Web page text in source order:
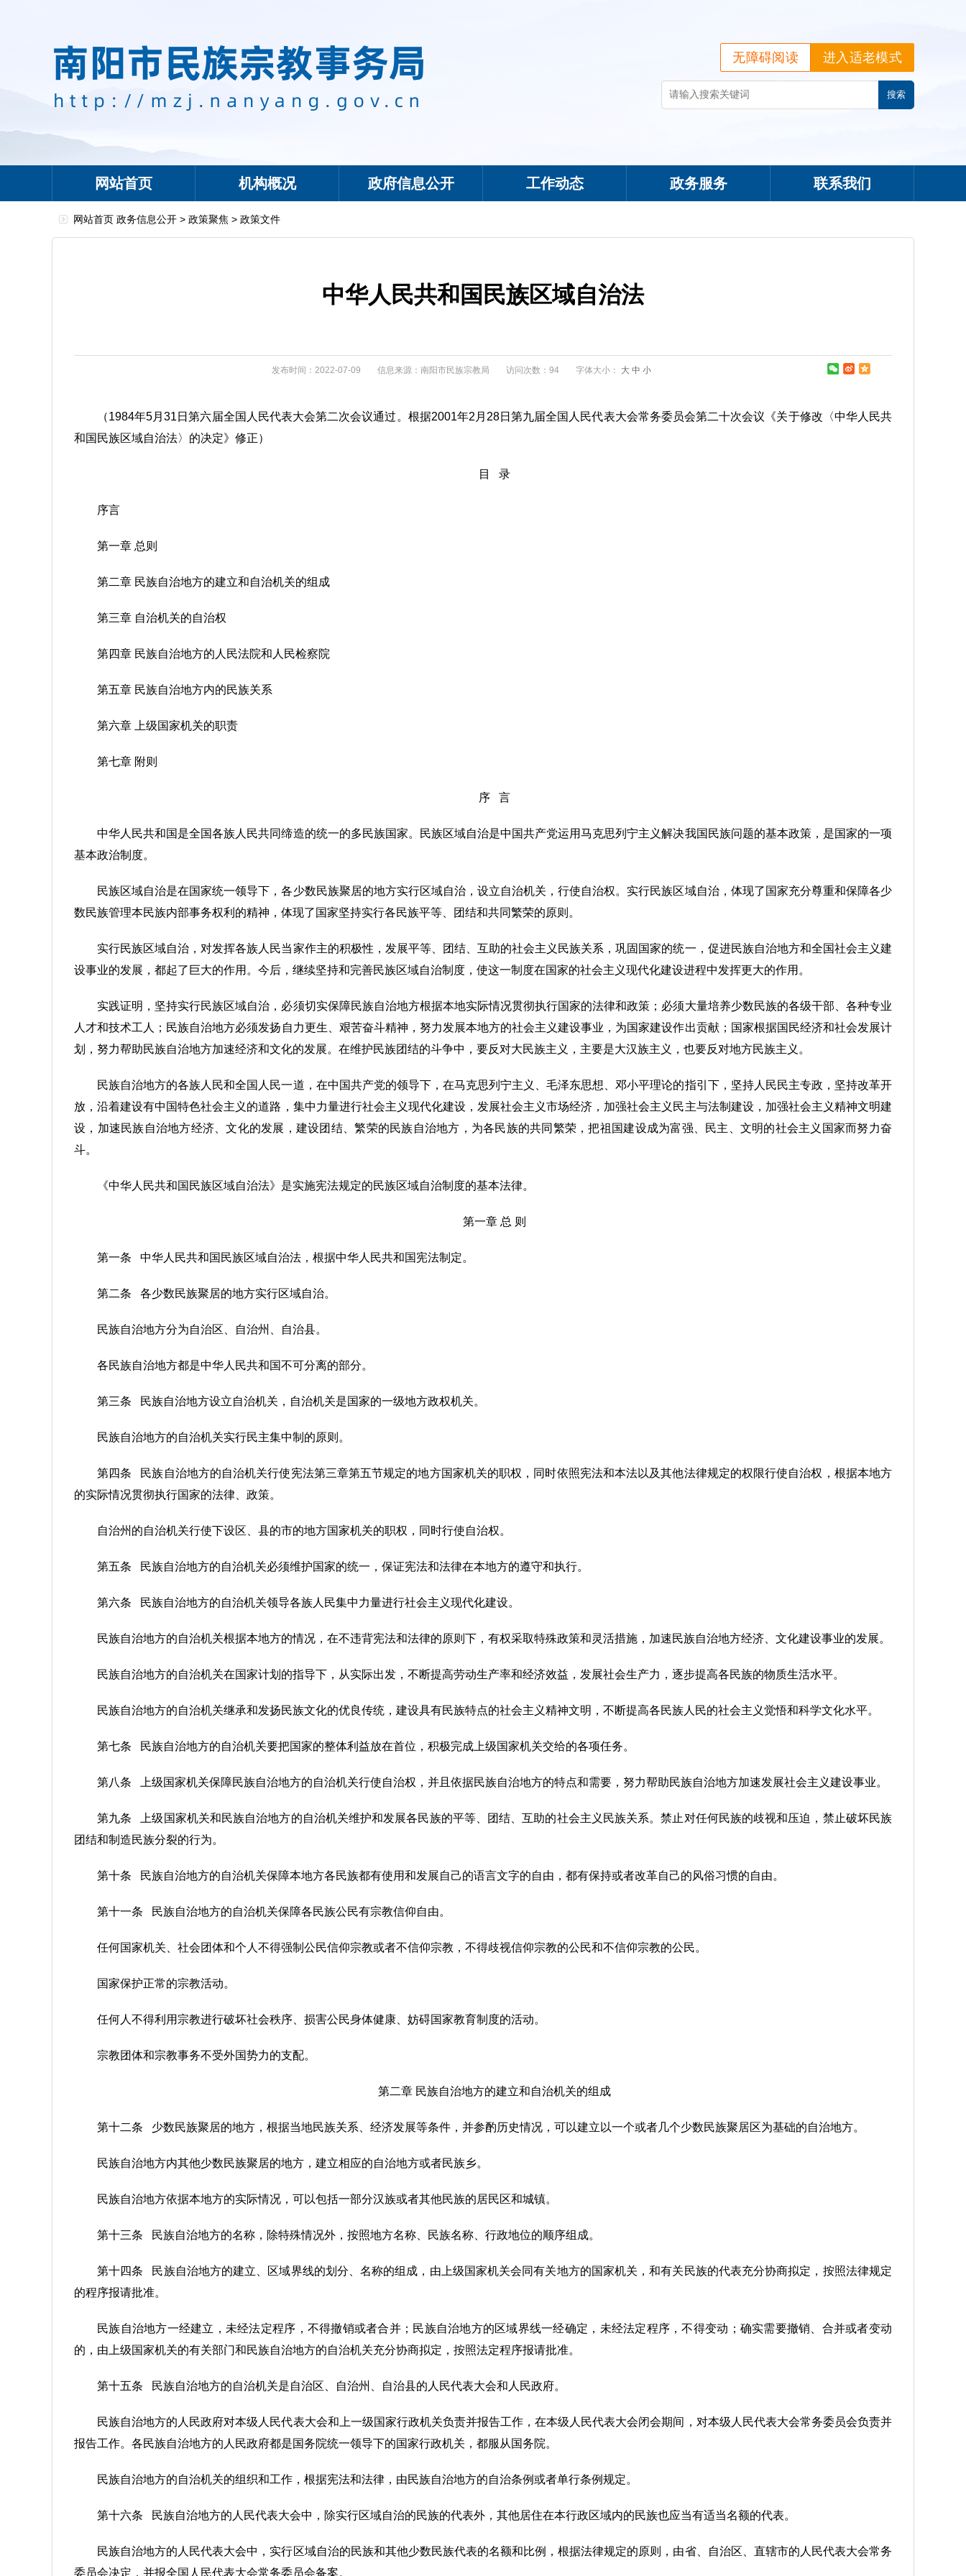
进入适老模式
无障碍阅读
网站首页 机构概况 政府信息公开 工作动态 政务服务 联系我们
网站首页 政务信息公开 > 政策聚焦 > 政策文件
中华人民共和国民族区域自治法
发布时间：2022-07-09 信息来源：南阳市民族宗教局 访问次数：94 字体大小： 大 中 小
（1984年5月31日第六届全国人民代表大会第二次会议通过。根据2001年2月28日第九届全国人民代表大会常务委员会第二十次会议《关于修改〈中华人民共
和国民族区域自治法〉的决定》修正）
目 录
序言
第一章 总则
第二章 民族自治地方的建立和自治机关的组成
第三章 自治机关的自治权
第四章 民族自治地方的人民法院和人民检察院
第五章 民族自治地方内的民族关系
第六章 上级国家机关的职责
第七章 附则
序 言
中华人民共和国是全国各族人民共同缔造的统一的多民族国家。民族区域自治是中国共产党运用马克思列宁主义解决我国民族问题的基本政策，是国家的一项
基本政治制度。
民族区域自治是在国家统一领导下，各少数民族聚居的地方实行区域自治，设立自治机关，行使自治权。实行民族区域自治，体现了国家充分尊重和保障各少
数民族管理本民族内部事务权利的精神，体现了国家坚持实行各民族平等、团结和共同繁荣的原则。
实行民族区域自治，对发挥各族人民当家作主的积极性，发展平等、团结、互助的社会主义民族关系，巩固国家的统一，促进民族自治地方和全国社会主义建
设事业的发展，都起了巨大的作用。今后，继续坚持和完善民族区域自治制度，使这一制度在国家的社会主义现代化建设进程中发挥更大的作用。
实践证明，坚持实行民族区域自治，必须切实保障民族自治地方根据本地实际情况贯彻执行国家的法律和政策；必须大量培养少数民族的各级干部、各种专业
人才和技术工人；民族自治地方必须发扬自力更生、艰苦奋斗精神，努力发展本地方的社会主义建设事业，为国家建设作出贡献；国家根据国民经济和社会发展计
划，努力帮助民族自治地方加速经济和文化的发展。在维护民族团结的斗争中，要反对大民族主义，主要是大汉族主义，也要反对地方民族主义。
民族自治地方的各族人民和全国人民一道，在中国共产党的领导下，在马克思列宁主义、毛泽东思想、邓小平理论的指引下，坚持人民民主专政，坚持改革开
放，沿着建设有中国特色社会主义的道路，集中力量进行社会主义现代化建设，发展社会主义市场经济，加强社会主义民主与法制建设，加强社会主义精神文明建
设，加速民族自治地方经济、文化的发展，建设团结、繁荣的民族自治地方，为各民族的共同繁荣，把祖国建设成为富强、民主、文明的社会主义国家而努力奋
斗。
《中华人民共和国民族区域自治法》是实施宪法规定的民族区域自治制度的基本法律。
第一章 总 则
第一条 中华人民共和国民族区域自治法，根据中华人民共和国宪法制定。
第二条 各少数民族聚居的地方实行区域自治。
民族自治地方分为自治区、自治州、自治县。
各民族自治地方都是中华人民共和国不可分离的部分。
第三条 民族自治地方设立自治机关，自治机关是国家的一级地方政权机关。
民族自治地方的自治机关实行民主集中制的原则。
第四条 民族自治地方的自治机关行使宪法第三章第五节规定的地方国家机关的职权，同时依照宪法和本法以及其他法律规定的权限行使自治权，根据本地方
的实际情况贯彻执行国家的法律、政策。
自治州的自治机关行使下设区、县的市的地方国家机关的职权，同时行使自治权。
第五条 民族自治地方的自治机关必须维护国家的统一，保证宪法和法律在本地方的遵守和执行。
第六条 民族自治地方的自治机关领导各族人民集中力量进行社会主义现代化建设。
民族自治地方的自治机关根据本地方的情况，在不违背宪法和法律的原则下，有权采取特殊政策和灵活措施，加速民族自治地方经济、文化建设事业的发展。
民族自治地方的自治机关在国家计划的指导下，从实际出发，不断提高劳动生产率和经济效益，发展社会生产力，逐步提高各民族的物质生活水平。
民族自治地方的自治机关继承和发扬民族文化的优良传统，建设具有民族特点的社会主义精神文明，不断提高各民族人民的社会主义觉悟和科学文化水平。
第七条 民族自治地方的自治机关要把国家的整体利益放在首位，积极完成上级国家机关交给的各项任务。
第八条 上级国家机关保障民族自治地方的自治机关行使自治权，并且依据民族自治地方的特点和需要，努力帮助民族自治地方加速发展社会主义建设事业。
第九条 上级国家机关和民族自治地方的自治机关维护和发展各民族的平等、团结、互助的社会主义民族关系。禁止对任何民族的歧视和压迫，禁止破坏民族
团结和制造民族分裂的行为。
第十条 民族自治地方的自治机关保障本地方各民族都有使用和发展自己的语言文字的自由，都有保持或者改革自己的风俗习惯的自由。
第十一条 民族自治地方的自治机关保障各民族公民有宗教信仰自由。
任何国家机关、社会团体和个人不得强制公民信仰宗教或者不信仰宗教，不得歧视信仰宗教的公民和不信仰宗教的公民。
国家保护正常的宗教活动。
任何人不得利用宗教进行破坏社会秩序、损害公民身体健康、妨碍国家教育制度的活动。
宗教团体和宗教事务不受外国势力的支配。
第二章 民族自治地方的建立和自治机关的组成
第十二条 少数民族聚居的地方，根据当地民族关系、经济发展等条件，并参酌历史情况，可以建立以一个或者几个少数民族聚居区为基础的自治地方。
民族自治地方内其他少数民族聚居的地方，建立相应的自治地方或者民族乡。
民族自治地方依据本地方的实际情况，可以包括一部分汉族或者其他民族的居民区和城镇。
第十三条 民族自治地方的名称，除特殊情况外，按照地方名称、民族名称、行政地位的顺序组成。
第十四条 民族自治地方的建立、区域界线的划分、名称的组成，由上级国家机关会同有关地方的国家机关，和有关民族的代表充分协商拟定，按照法律规定
的程序报请批准。
民族自治地方一经建立，未经法定程序，不得撤销或者合并；民族自治地方的区域界线一经确定，未经法定程序，不得变动；确实需要撤销、合并或者变动
的，由上级国家机关的有关部门和民族自治地方的自治机关充分协商拟定，按照法定程序报请批准。
第十五条 民族自治地方的自治机关是自治区、自治州、自治县的人民代表大会和人民政府。
民族自治地方的人民政府对本级人民代表大会和上一级国家行政机关负责并报告工作，在本级人民代表大会闭会期间，对本级人民代表大会常务委员会负责并
报告工作。各民族自治地方的人民政府都是国务院统一领导下的国家行政机关，都服从国务院。
民族自治地方的自治机关的组织和工作，根据宪法和法律，由民族自治地方的自治条例或者单行条例规定。
第十六条 民族自治地方的人民代表大会中，除实行区域自治的民族的代表外，其他居住在本行政区域内的民族也应当有适当名额的代表。
民族自治地方的人民代表大会中，实行区域自治的民族和其他少数民族代表的名额和比例，根据法律规定的原则，由省、自治区、直辖市的人民代表大会常务
委员会决定，并报全国人民代表大会常务委员会备案。